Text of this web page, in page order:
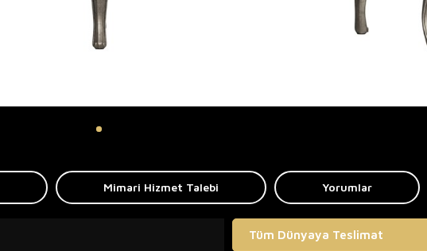
Mimari Hizmet Talebi Yorumlar
Tüm Dünyaya Teslimat